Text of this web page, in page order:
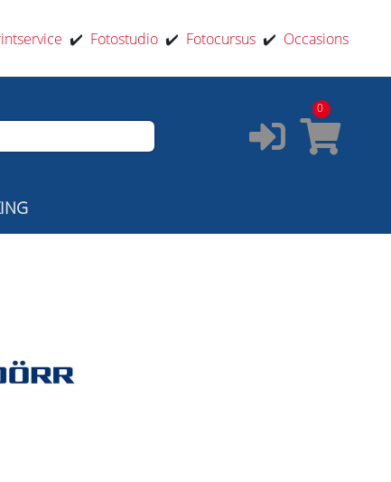
✔️ Fotostudio ✔️ Fotocursus ✔️ Occasions
0